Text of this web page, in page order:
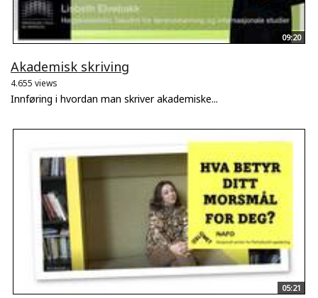
09:20
Akademisk skriving
4.655 views
Innføring i hvordan man skriver akademiske...
05:21